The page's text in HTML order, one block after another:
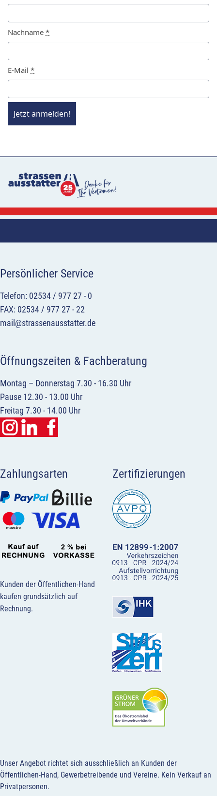
Nachname *
E-Mail *
Jetzt anmelden!
Persönlicher Service
Telefon: 02534 / 977 27 - 0
FAX: 02534 / 977 27 - 22
mail@strassenausstatter.de
Öffnungszeiten & Fachberatung
Montag – Donnerstag 7.30 - 16.30 Uhr
Pause 12.30 - 13.00 Uhr
Freitag 7.30 - 14.00 Uhr
Zahlungsarten
Kunden der Öffentlichen-Hand
kaufen grundsätzlich auf
Rechnung.
Zertifizierungen
Unser Angebot richtet sich ausschließlich an Kunden der
Öffentlichen-Hand, Gewerbetreibende und Vereine. Kein Verkauf an
Privatpersonen.